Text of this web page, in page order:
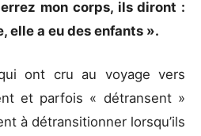
mon corps, ils diront :
elle a eu des enfants ».
ont cru au voyage vers
et parfois « détransent »
à détransitionner lorsqu’ils